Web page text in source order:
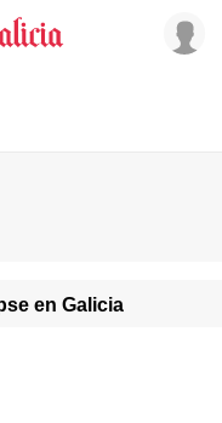
en Galicia